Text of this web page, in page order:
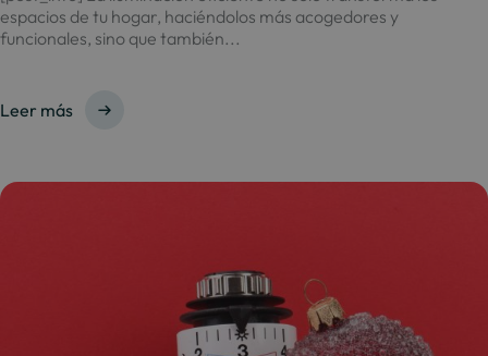
espacios de tu hogar, haciéndolos más acogedores y
funcionales, sino que también...
Leer más